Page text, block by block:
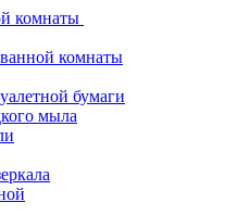
комнаты
комнаты
бумаги
мыла